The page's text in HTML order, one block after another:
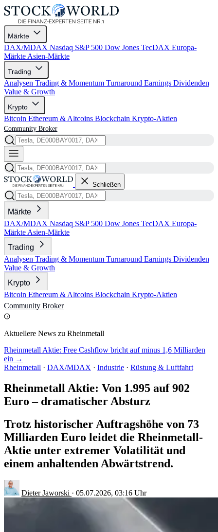
Märkte
DAX/MDAX Nasdaq S&P 500 Dow Jones TecDAX Europa-
Märkte Asien-Märkte
Trading
Analysen Trading & Momentum Turnaround Earnings Dividenden
Value & Growth
Krypto
Bitcoin Ethereum & Altcoins Blockchain Krypto-Aktien
Community Broker
Schließen
Märkte
DAX/MDAX Nasdaq S&P 500 Dow Jones TecDAX Europa-
Märkte Asien-Märkte
Trading
Analysen Trading & Momentum Turnaround Earnings Dividenden
Value & Growth
Krypto
Bitcoin Ethereum & Altcoins Blockchain Krypto-Aktien
Community Broker
Aktuellere News zu Rheinmetall
Rheinmetall Aktie: Free Cashflow bricht auf minus 1,6 Milliarden
ein →
Rheinmetall · DAX/MDAX · Industrie · Rüstung & Luftfahrt
Rheinmetall Aktie: Von 1.995 auf 902
Euro – dramatischer Absturz
Trotz historischer Auftragshöhe von 73
Milliarden Euro leidet die Rheinmetall-
Aktie unter extremer Volatilität und
einem anhaltenden Abwärtstrend.
Dieter Jaworski · 05.07.2026, 03:16 Uhr